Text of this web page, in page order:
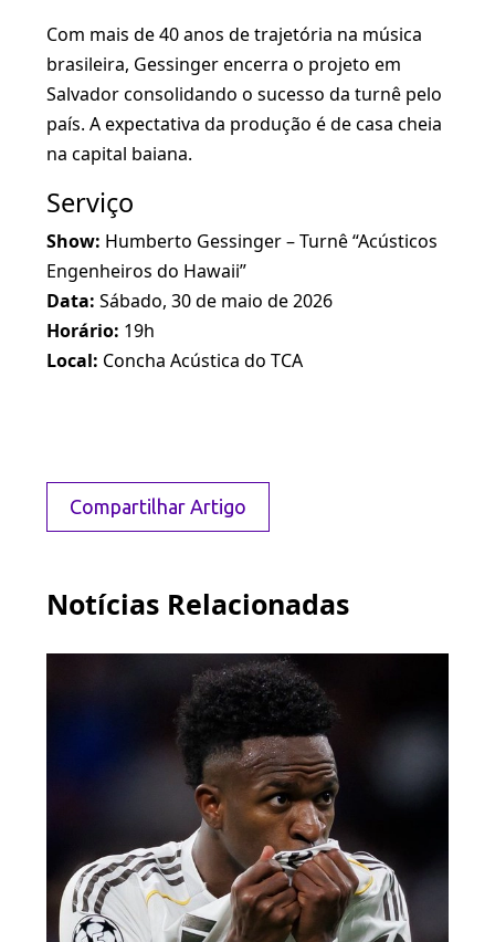
Com mais de 40 anos de trajetória na música
brasileira, Gessinger encerra o projeto em
Salvador consolidando o sucesso da turnê pelo
país. A expectativa da produção é de casa cheia
na capital baiana.
Serviço
Show: Humberto Gessinger – Turnê “Acústicos
Engenheiros do Hawaii”
Data: Sábado, 30 de maio de 2026
Horário: 19h
Local: Concha Acústica do TCA
Compartilhar Artigo
Notícias Relacionadas